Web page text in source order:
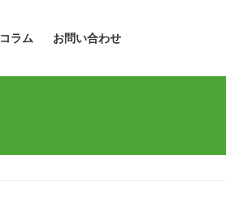
コラム お問い合わせ